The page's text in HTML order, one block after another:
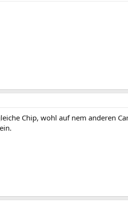
Chip, wohl auf nem anderen